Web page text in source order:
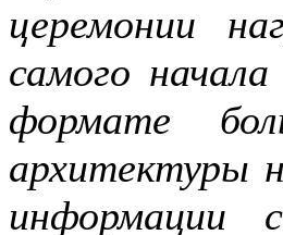
церемонии
самого
формате
архитектуры